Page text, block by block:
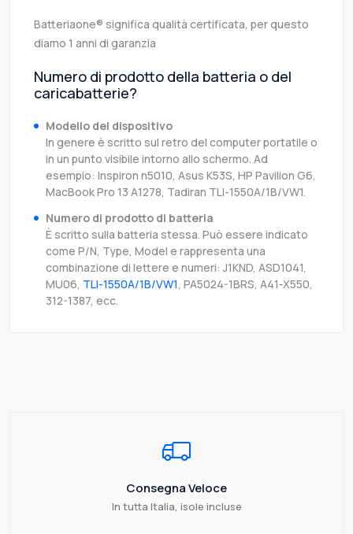
Batteriaone® significa qualità certificata, per questo
diamo 1 anni di garanzia
Numero di prodotto della batteria o del
caricabatterie?
Modello del dispositivo
In genere è scritto sul retro del computer portatile o
in un punto visibile intorno allo schermo. Ad
esempio: Inspiron n5010, Asus K53S, HP Pavilion G6,
MacBook Pro 13 A1278, Tadiran TLI-1550A/1B/VW1.
Numero di prodotto di batteria
È scritto sulla batteria stessa. Può essere indicato
come P/N, Type, Model e rappresenta una
combinazione di lettere e numeri: J1KND, ASD1041,
MU06, TLI-1550A/1B/VW1, PA5024-1BRS, A41-X550,
312-1387, ecc.
Consegna Veloce
In tutta Italia, isole incluse